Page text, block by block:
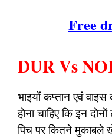
Free
DUR Vs
भाइयों कप्तान एवं
होना चाहिए कि इन
पिच पर कितने मुकाबले